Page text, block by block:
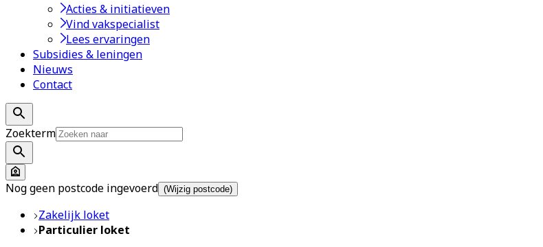
Acties & initiatieven
Vind vakspecialist
Lees ervaringen
Subsidies & leningen
Nieuws
Contact
Zoekterm
Nog geen postcode ingevoerd (Wijzig postcode)
Zakelijk loket
Particulier loket